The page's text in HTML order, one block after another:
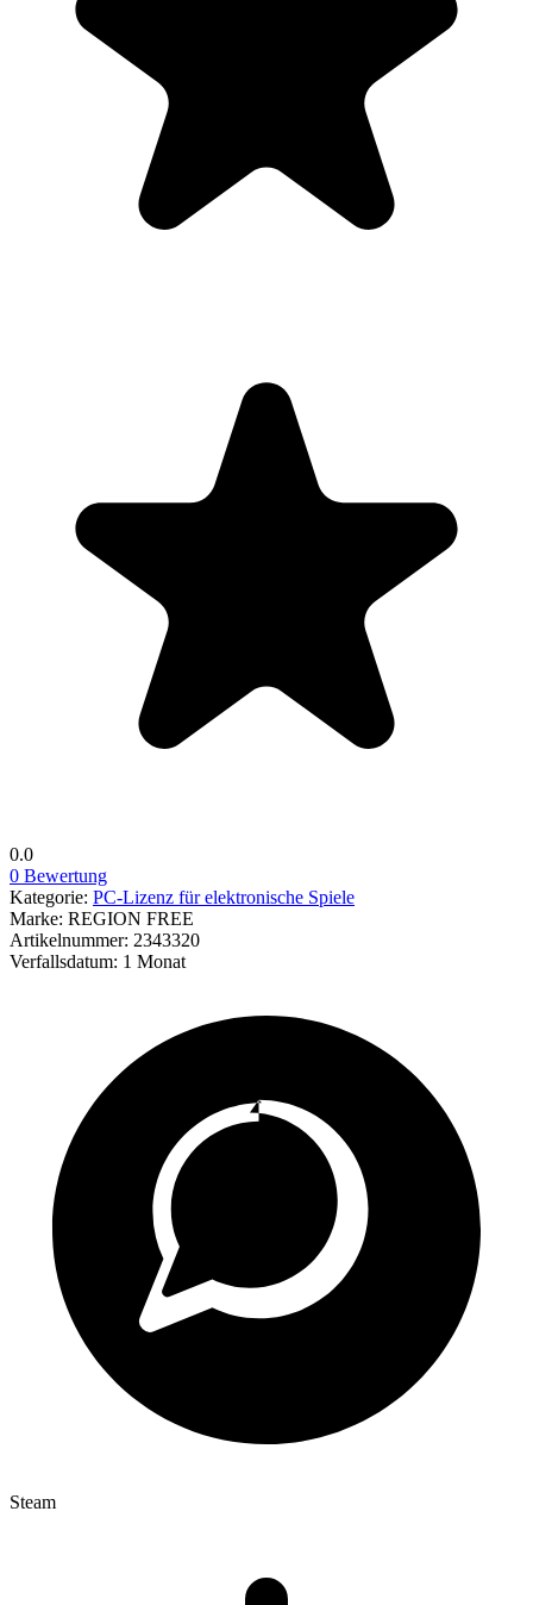
0.0
0 Bewertung
Kategorie: PC-Lizenz für elektronische Spiele
Marke: REGION FREE
Artikelnummer: 2343320
Verfallsdatum: 1 Monat
Steam